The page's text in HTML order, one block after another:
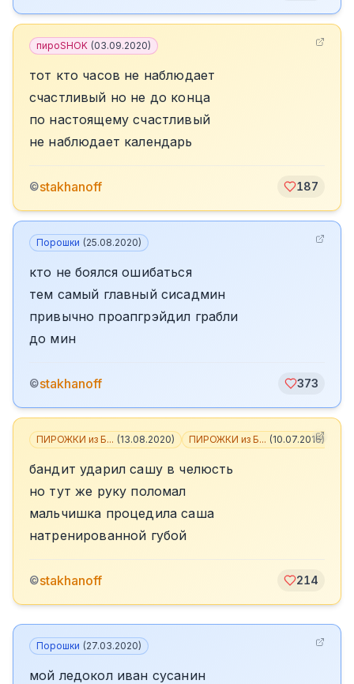
пироSHOK (03.09.2020)
тот кто часов не наблюдает
счастливый но не до конца
по настоящему счастливый
не наблюдает календарь
©stakhanoff 187
Порошки (25.08.2020)
кто не боялся ошибаться
тем самый главный сисадмин
привычно проапгрэйдил грабли
до мин
©stakhanoff 373
ПИРОЖКИ из Б... (13.08.2020) ПИРОЖКИ из Б... (10.07.2016)
бандит ударил сашу в челюсть
но тут же руку поломал
мальчишка процедила саша
натренированной губой
©stakhanoff 214
Порошки (27.03.2020)
мой ледокол иван сусанин